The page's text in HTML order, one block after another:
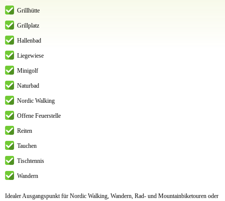
Grillhütte
Grillplatz
Hallenbad
Liegewiese
Minigolf
Naturbad
Nordic Walking
Offene Feuerstelle
Reiten
Tauchen
Tischtennis
Wandern
Idealer Ausgangspunkt für Nordic Walking, Wandern, Rad- und Mountainbiketouren oder